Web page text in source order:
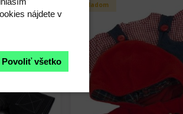
Skladom
nájdete v
Povoliť všetko